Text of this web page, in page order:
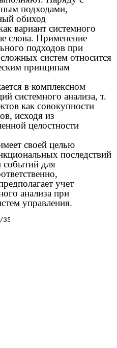
подходами,
обиход
вариант системного
слова. Применение
подходов при
систем относится
принципам
в комплексном
системного анализа, т.
как совокупности
исходя из
целостности
своей целью
последствий
событий для
учет
анализа при
управления.